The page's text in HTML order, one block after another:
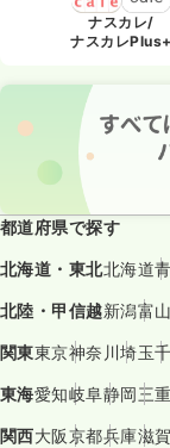
ナスカレ/
ナスカレPlus+
都道府県で探す
北海道・東北北海道
北陸・甲信越新潟富山
関東東京神奈川埼玉
東海愛知岐阜静岡三重
関西大阪京都兵庫滋賀